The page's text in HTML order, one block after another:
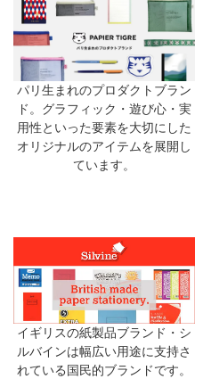
パリ生まれのプロダクトブラン
ド。グラフィック・遊び心・実
用性といった要素を大切にした
オリジナルのアイテムを展開し
ています。
イギリスの紙製品ブランド・シ
ルバインは幅広い用途に支持さ
れている国民的ブランドです。